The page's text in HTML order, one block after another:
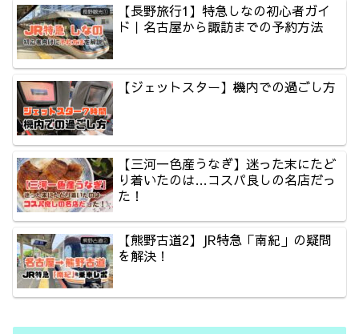
【長野旅行1】特急しなの初心者ガイ
ド｜名古屋から諏訪までの予約方法
【ジェットスター】機内での過ごし方
【三河一色産うなぎ】迷った末にたど
り着いたのは…コスパ良しの名店だっ
た！
【熊野古道2】JR特急「南紀」の疑問
を解決！